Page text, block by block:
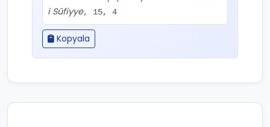
i Sûfiyye, 15, 4
Kopyala